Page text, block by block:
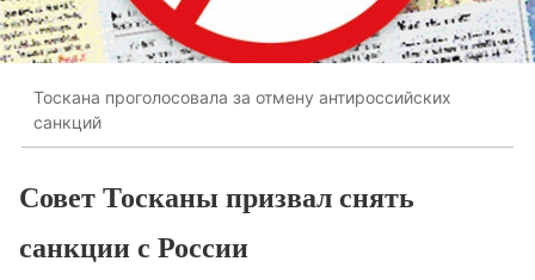
Тоскана проголосовала за отмену антироссийских
санкций
Совет Тосканы призвал снять
санкции с России